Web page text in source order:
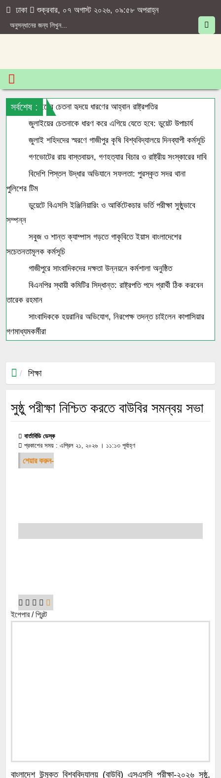
ঢাকা শুক্রবার, ০৭ অগাস্ট ২০২৬, ০৯:৫৮ অপরাহ্ন
সর্বশেষ :জুলাইয়ের চেতনা হৃদয়ে ধারণের আহ্বান রাষ্ট্রপতির
জুলাইয়ের চেতনাকে ধারণ করে এগিয়ে যেতে হবে: ডুয়েট উপাচার্য
জুলাই শহিদদের স্মরণে গাজীপুর কৃষি বিশ্ববিদ্যালয়ে দিনব্যাপী কর্মসূচি
গণভোটের রায় বাস্তবায়ন, গণহত্যার বিচার ও রাষ্ট্রীয় সংস্কারের দাবি
বিদেশি পিস্তল উদ্ধার অভিযানে সফলতা: পুরস্কৃত সদর থানা
পুলিশের টিম
ডুয়েটে বিএসসি ইঞ্জিনিয়ারিং ও আর্কিটেকচার ভর্তি পরীক্ষা সুষ্ঠুভাবে
সম্পন্ন
সবুজ ও শান্ত ক্যাম্পাস গড়তে গাকৃবিতে ইয়াস বাংলাদেশের
সচেতনতামূলক কর্মসূচি
গাজীপুরে সাংবাদিকদের দক্ষতা উন্নয়নে কর্মশালা অনুষ্ঠিত
বিএনপির স্থায়ী কমিটির সিদ্ধান্ত: রাষ্ট্রপতি পদে প্রার্থী ঠিক করবেন
তারেক রহমান
সাংবাদিককে হয়রানির অভিযোগ, নিরপেক্ষ তদন্ত চাইলেন কাপাসিয়ার
গণমাধ্যমকর্মীরা
শিক্ষা
সুষ্ঠু পরীক্ষা নিশ্চিত করতে বাউবির সমন্বয় সভা
বার্তাবিডি ডেস্ক
প্রকাশের সময় : এপ্রিল ২১, ২০২৬ । ১১:১৩ পূর্বাহ্ণ
শেয়ার করুন-
ইপেপার / প্রিন্ট
বাংলাদেশ উন্মুক্ত বিশ্ববিদ্যালয় (বাউবি) এসএসসি পরীক্ষা-২০২৬ সুষ্ঠু,